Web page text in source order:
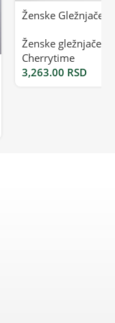
Ženske Gležnjače
Ženske gležnjače
Cherrytime
3,263.00 RSD